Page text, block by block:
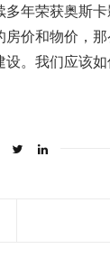
年荣获奥斯卡
价和物价，
。我们应该如